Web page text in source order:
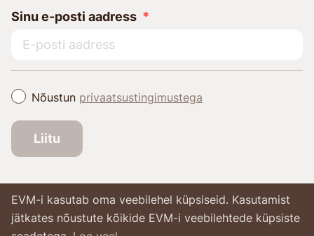
Sinu e-posti aadress
Nõustun privaatsustingimustega
Liitu
EVM-i kasutab oma veebilehel küpsiseid. Kasutamist
jätkates nõustute kõikide EVM-i veebilehtede küpsiste